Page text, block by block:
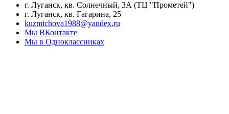
г. Луганск, кв. Солнечный, 3А (ТЦ "Прометей")
г. Луганск, кв. Гагарина, 25
kuzmichova1988@yandex.ru
Мы ВКонтакте
Мы в Одноклассниках